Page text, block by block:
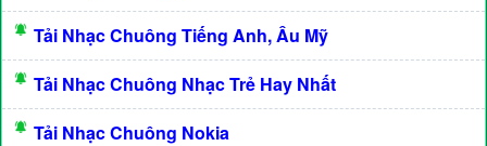
Tải Nhạc Chuông Tiếng Anh, Âu Mỹ
Tải Nhạc Chuông Nhạc Trẻ Hay Nhất
Tải Nhạc Chuông Nokia